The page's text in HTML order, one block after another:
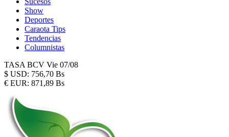
Show
Deportes
Caraota Tips
Tendencias
Columnistas
TASA BCV Vie 07/08
$ USD: 756,70 Bs
€ EUR: 871,89 Bs